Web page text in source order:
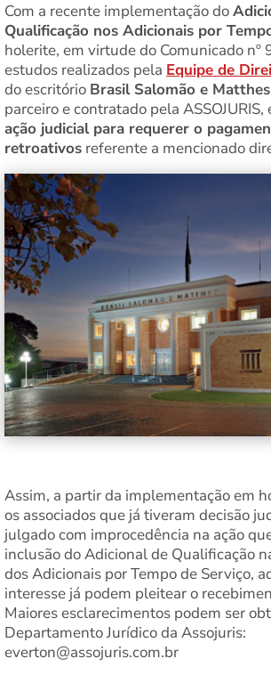
Com a recente implementação do
Qualificação nos Adicionais por
holerite, em virtude do Comunicado nº
estudos realizados pela Equipe de
do escritório Brasil Salomão e
parceiro e contratado pela
ação judicial para requerer o
retroativos referente a mencionado
Assim, a partir da implementação em
os associados que já tiveram decisão
julgado com improcedência na ação
inclusão do Adicional de Qualificação
dos Adicionais por Tempo de Serviço,
interesse já podem pleitear o
Maiores esclarecimentos podem ser
Departamento Jurídico da Assojuris:
everton@assojuris.com.br